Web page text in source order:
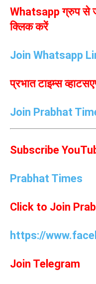
Whatsapp ग्रुप से
क्लिक करें
Join Whatsapp
प्रभात टाइम्स
Join Prabhat
Subscribe
Prabhat Times
Click to Join
https://
Join Telegram